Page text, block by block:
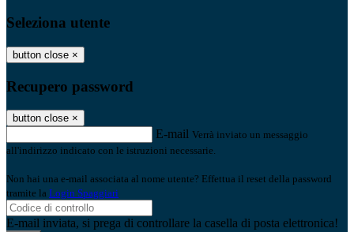
Seleziona utente
button close ×
Recupero password
button close ×
E-mail Verrà inviato un messaggio
all'indirizzo indicato con le istruzioni necessarie.
Non hai una e-mail associata al nome utente? Effettua il reset della password
tramite la Login Spaggiari
E-mail inviata, si prega di controllare la casella di posta elettronica!